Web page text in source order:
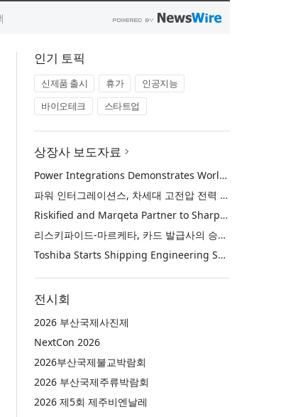
인기 토픽
신제품 출시 휴가
인공지능
바이오테크
스타트업
상장사 보도자료
Power Integrations Demonstrates World’s First 2200 V GaN Technology for Next-Era High-Voltage Power Systems
파워 인터그레이션스, 차세대 고전압 전력 시스템을 위한 세계 최초의 2200V GaN 기술 시연
Riskified and Marqeta Partner to Sharpen Card Issuer Authorization Decisions and Help Reduce False Declines
리스키파이드-마르케타, 카드 발급사의 승인 판단 정교화 및 오거절 감소 위해 협력
Toshiba Starts Shipping Engineering Samples of TXZ+™ Family Entry‑Class M4V Group, Standard Microcontrollers with Arm® Cortex®‑M4 Core for System Control Applications
전시회
2026 부산국제사진제
NextCon 2026
2026부산국제불교박람회
2026 부산국제주류박람회
2026 제5회 제주비엔날레